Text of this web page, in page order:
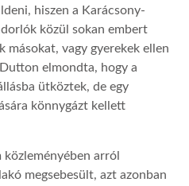
hiszen a Karácsony-
közül sokan embert
másokat, vagy gyerekek ellen
elmondta, hogy a
ütköztek, de egy
könnygázt kellett
arról
megsebesült, azt azonban